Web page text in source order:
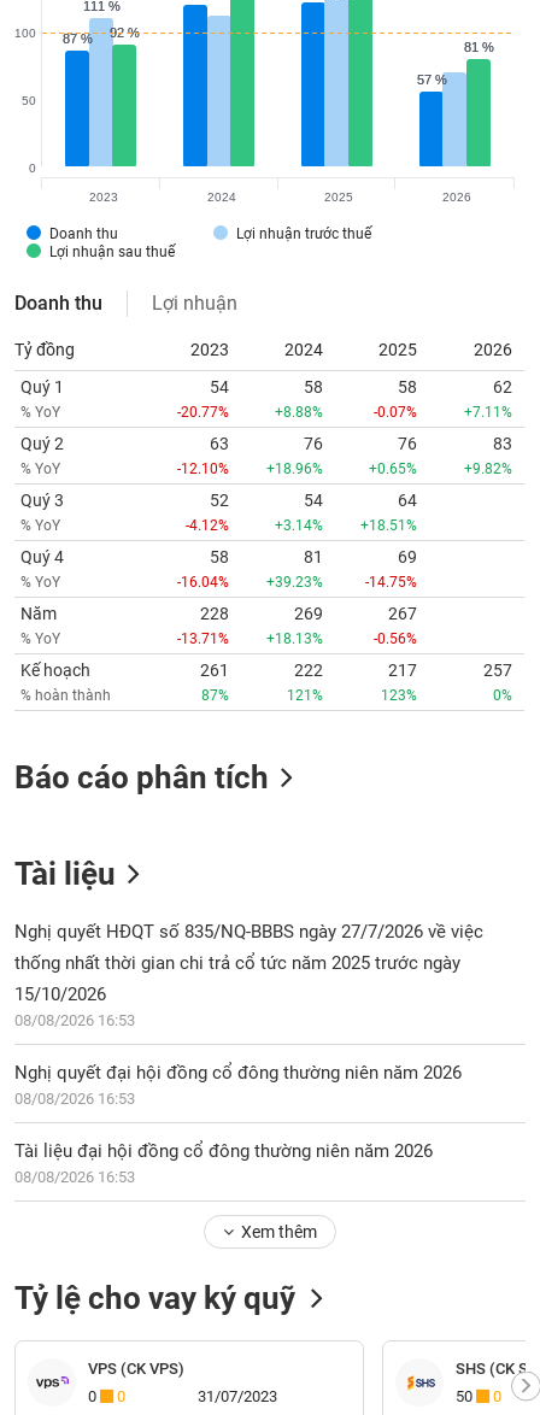
87 %
87 %
57 %
57 %
111 %
111 %
92 %
92 %
81 %
81 %
Doanh thu
Lợi nhuận trước thuế
Lợi nhuận sau thuế
0
50
100
2023 2024 2025 2026
Doanh thu Lợi nhuận
Tỷ đồng 2023 2024 2025
2026
Quý 1
% YoY
54
-20.77%
58
+8.88%
58
-0.07%
62
+7.11%
Quý 2
% YoY
63
-12.10%
76
+18.96%
76
+0.65%
83
+9.82%
Quý 3
% YoY
52
-4.12%
54
+3.14%
64
+18.51%
Quý 4
% YoY
58
-16.04%
81
+39.23%
69
-14.75%
Năm
% YoY
228
-13.71%
269
+18.13%
267
-0.56%
Kế hoạch
% hoàn thành
261
87%
222
121%
217
123%
257
0%
Báo cáo phân tích
Tài liệu
Nghị quyết HĐQT số 835/NQ-BBBS ngày 27/7/2026 về việc
thống nhất thời gian chi trả cổ tức năm 2025 trước ngày
15/10/2026
08/08/2026 16:53
Nghị quyết đại hội đồng cổ đông thường niên năm 2026
08/08/2026 16:53
Tài liệu đại hội đồng cổ đông thường niên năm 2026
08/08/2026 16:53
Xem thêm
Tỷ lệ cho vay ký quỹ
VPS (CK VPS)
0
0 31/07/2023
SHS (CK
50
0